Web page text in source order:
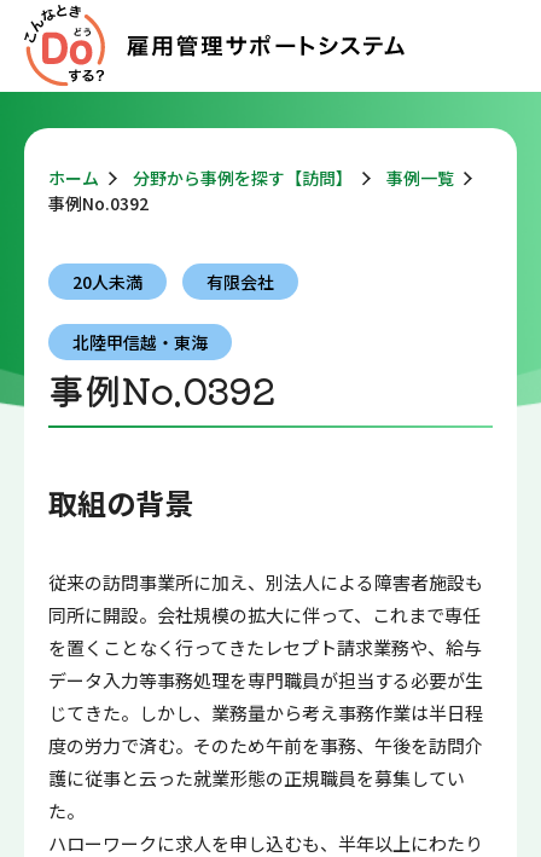
ホーム 分野から事例を探す【訪問】
事例一覧
事例No.0392
20人未満 有限会社
北陸甲信越・東海
事例No.0392
取組の背景
従来の訪問事業所に加え、別法人による障害者施設も
同所に開設。会社規模の拡大に伴って、これまで専任
を置くことなく行ってきたレセプト請求業務や、給与
データ入力等事務処理を専門職員が担当する必要が生
じてきた。しかし、業務量から考え事務作業は半日程
度の労力で済む。そのため午前を事務、午後を訪問介
護に従事と云った就業形態の正規職員を募集してい
た。
ハローワークに求人を申し込むも、半年以上にわたり